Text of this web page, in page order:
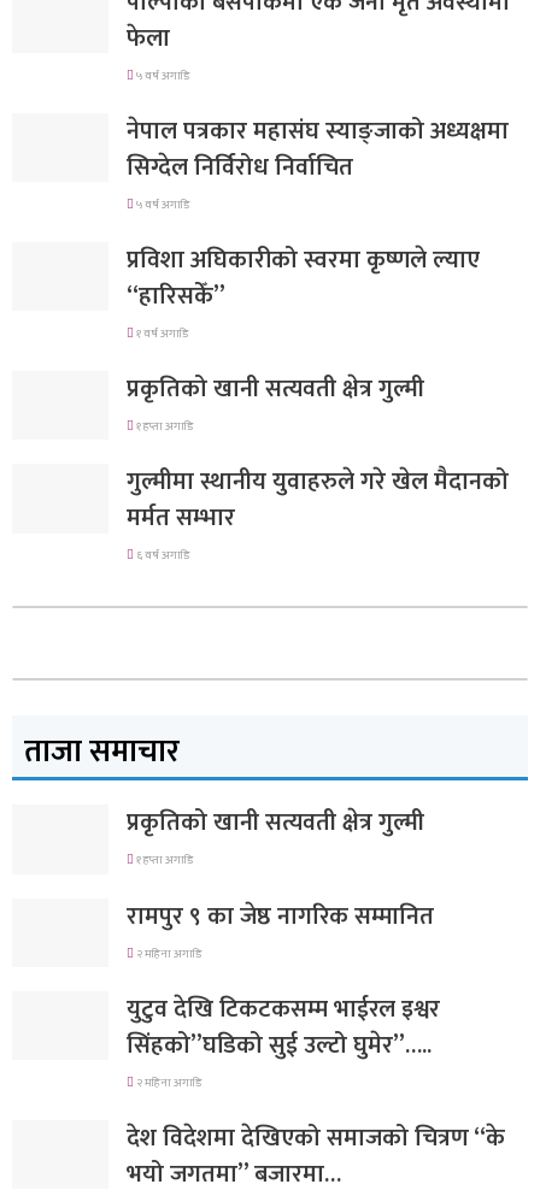
फेला
५ वर्ष अगाडि
नेपाल पत्रकार महासंघ स्याङ्जाको अध्यक्षमा
सिग्देल निर्विरोध निर्वाचित
५ वर्ष अगाडि
प्रविशा अघिकारीको स्वरमा कृष्णले ल्याए
“हारिसकेँ”
१ वर्ष अगाडि
प्रकृतिको खानी सत्यवती क्षेत्र गुल्मी
१ हप्ता अगाडि
गुल्मीमा स्थानीय युवाहरुले गरे खेल मैदानको
मर्मत सम्भार
६ वर्ष अगाडि
ताजा समाचार
प्रकृतिको खानी सत्यवती क्षेत्र गुल्मी
१ हप्ता अगाडि
रामपुर ९ का जेष्ठ नागरिक सम्मानित
२ महिना अगाडि
युटुव देखि टिकटकसम्म भाईरल इश्वर
सिंहको”घडिको सुई उल्टो घुमेर”…..
२ महिना अगाडि
देश विदेशमा देखिएको समाजको चित्रण “के
भयो जगतमा” बजारमा…